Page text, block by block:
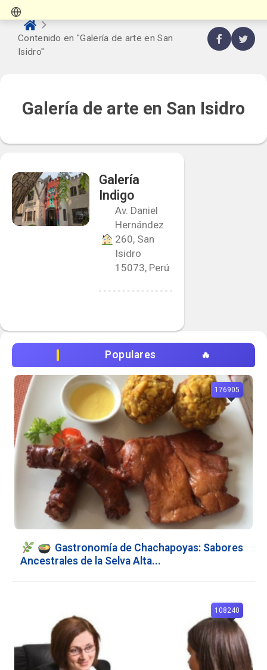
Contenido en "Galería de arte en San
Isidro"
Galería de arte en San Isidro
Galería
Indigo
Av. Daniel
Hernández
260, San
Isidro
15073, Perú
Populares
Gastronomía de Chachapoyas: Sabores
Ancestrales de la Selva Alta...
176905
108240